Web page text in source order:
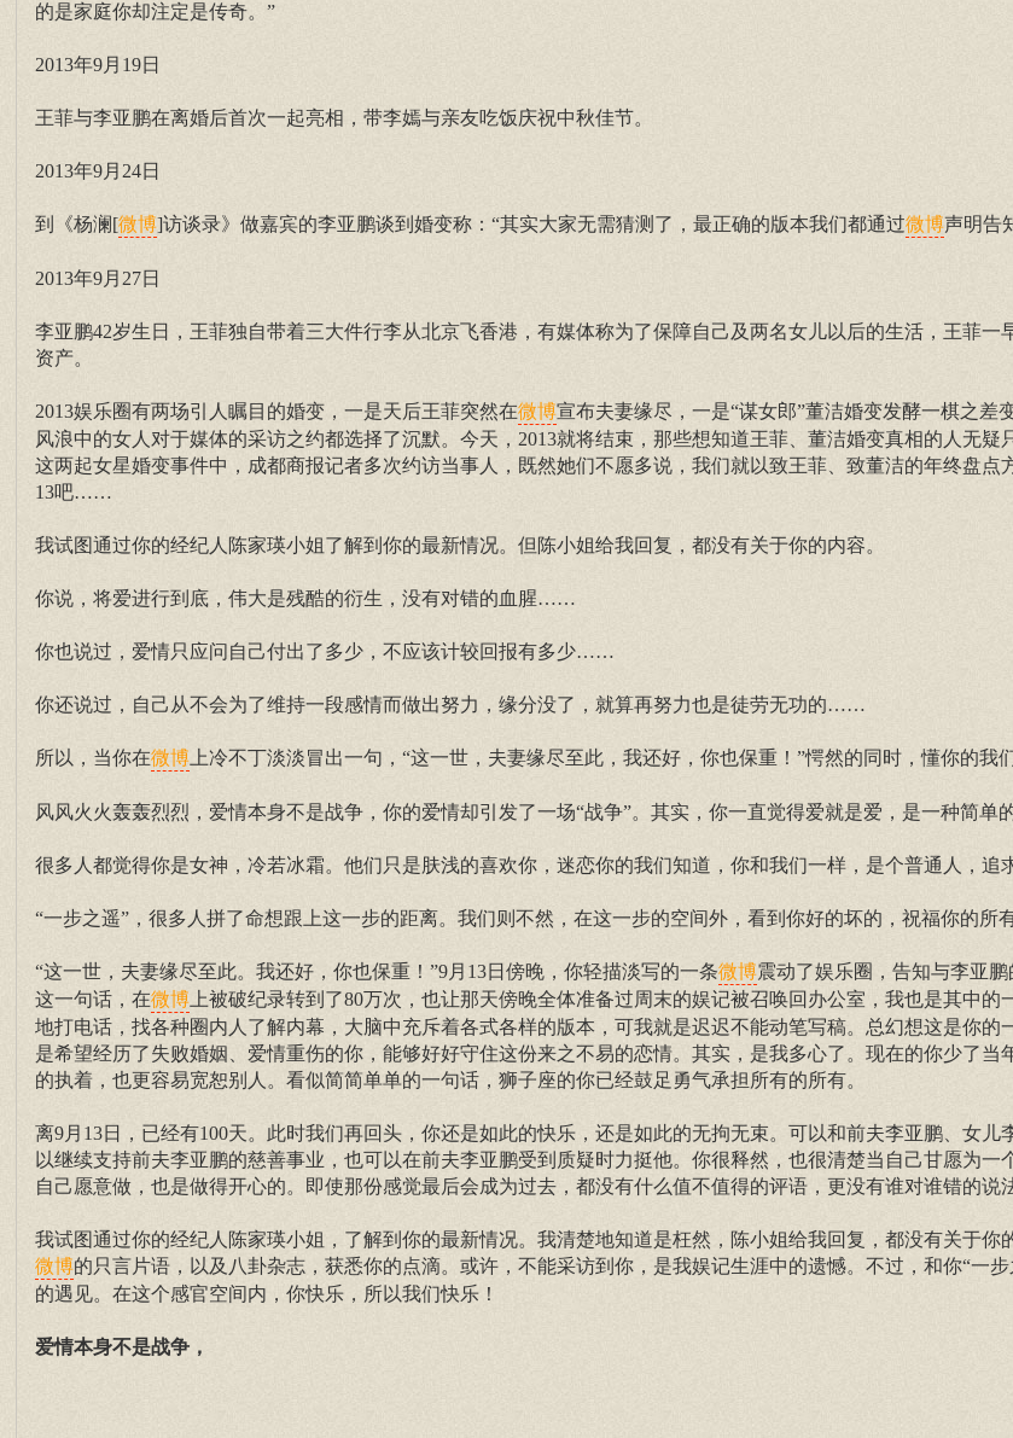
的是家庭你却注定是传奇。”
2013年9月19日
王菲与李亚鹏在离婚后首次一起亮相，带李嫣与亲友吃饭庆祝中秋佳节。
2013年9月24日
到《杨澜[微博]访谈录》做嘉宾的李亚鹏谈到婚变称：“其实大家无需猜测了，最正确的版本我们都通过微博声明告
2013年9月27日
李亚鹏42岁生日，王菲独自带着三大件行李从北京飞香港，有媒体称为了保障自己及两名女儿以后的生活，王菲一
资产。
2013娱乐圈有两场引人瞩目的婚变，一是天后王菲突然在微博宣布夫妻缘尽，一是“谋女郎”董洁婚变发酵一棋之差
风浪中的女人对于媒体的采访之约都选择了沉默。今天，2013就将结束，那些想知道王菲、董洁婚变真相的人无疑
这两起女星婚变事件中，成都商报记者多次约访当事人，既然她们不愿多说，我们就以致王菲、致董洁的年终盘点
13吧……
我试图通过你的经纪人陈家瑛小姐了解到你的最新情况。但陈小姐给我回复，都没有关于你的内容。
你说，将爱进行到底，伟大是残酷的衍生，没有对错的血腥……
你也说过，爱情只应问自己付出了多少，不应该计较回报有多少……
你还说过，自己从不会为了维持一段感情而做出努力，缘分没了，就算再努力也是徒劳无功的……
所以，当你在微博 上冷不丁淡淡冒出一句，“这一世，夫妻缘尽至此，我还好，你也保重！”愕然的同时，懂你的
风风火火轰轰烈烈，爱情本身不是战争，你的爱情却引发了一场“战争”。其实，你一直觉得爱就是爱，是一种简单的
很多人都觉得你是女神，冷若冰霜。他们只是肤浅的喜欢你，迷恋你的我们知道，你和我们一样，是个普通人，追
“一步之遥”，很多人拼了命想跟上这一步的距离。我们则不然，在这一步的空间外，看到你好的坏的，祝福你的
“这一世，夫妻缘尽至此。我还好，你也保重！”9月13日傍晚，你轻描淡写的一条微博震动了娱乐圈，告知与李亚
这一句话，在微博 上被破纪录转到了80万次，也让那天傍晚全体准备过周末的娱记被召唤回办公室，我也是其中的
地打电话，找各种圈内人了解内幕，大脑中充斥着各式各样的版本，可我就是迟迟不能动笔写稿。总幻想这是你的
是希望经历了失败婚姻、爱情重伤的你，能够好好守住这份来之不易的恋情。其实，是我多心了。现在的你少了当
的执着，也更容易宽恕别人。看似简简单单的一句话，狮子座的你已经鼓足勇气承担所有的所有。
离9月13日，已经有100天。此时我们再回头，你还是如此的快乐，还是如此的无拘无束。可以和前夫李亚鹏、女儿
以继续支持前夫李亚鹏的慈善事业，也可以在前夫李亚鹏受到质疑时力挺他。你很释然，也很清楚当自己甘愿为一
自己愿意做，也是做得开心的。即使那份感觉最后会成为过去，都没有什么值不值得的评语，更没有谁对谁错的说
我试图通过你的经纪人陈家瑛小姐，了解到你的最新情况。我清楚地知道是枉然，陈小姐给我回复，都没有关于你
微博的只言片语，以及八卦杂志，获悉你的点滴。或许，不能采访到你，是我娱记生涯中的遗憾。不过，和你“一
的遇见。在这个感官空间内，你快乐，所以我们快乐！
爱情本身不是战争，